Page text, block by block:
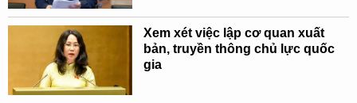
Xem xét việc lập cơ quan xuất
bản, truyền thông chủ lực quốc
gia